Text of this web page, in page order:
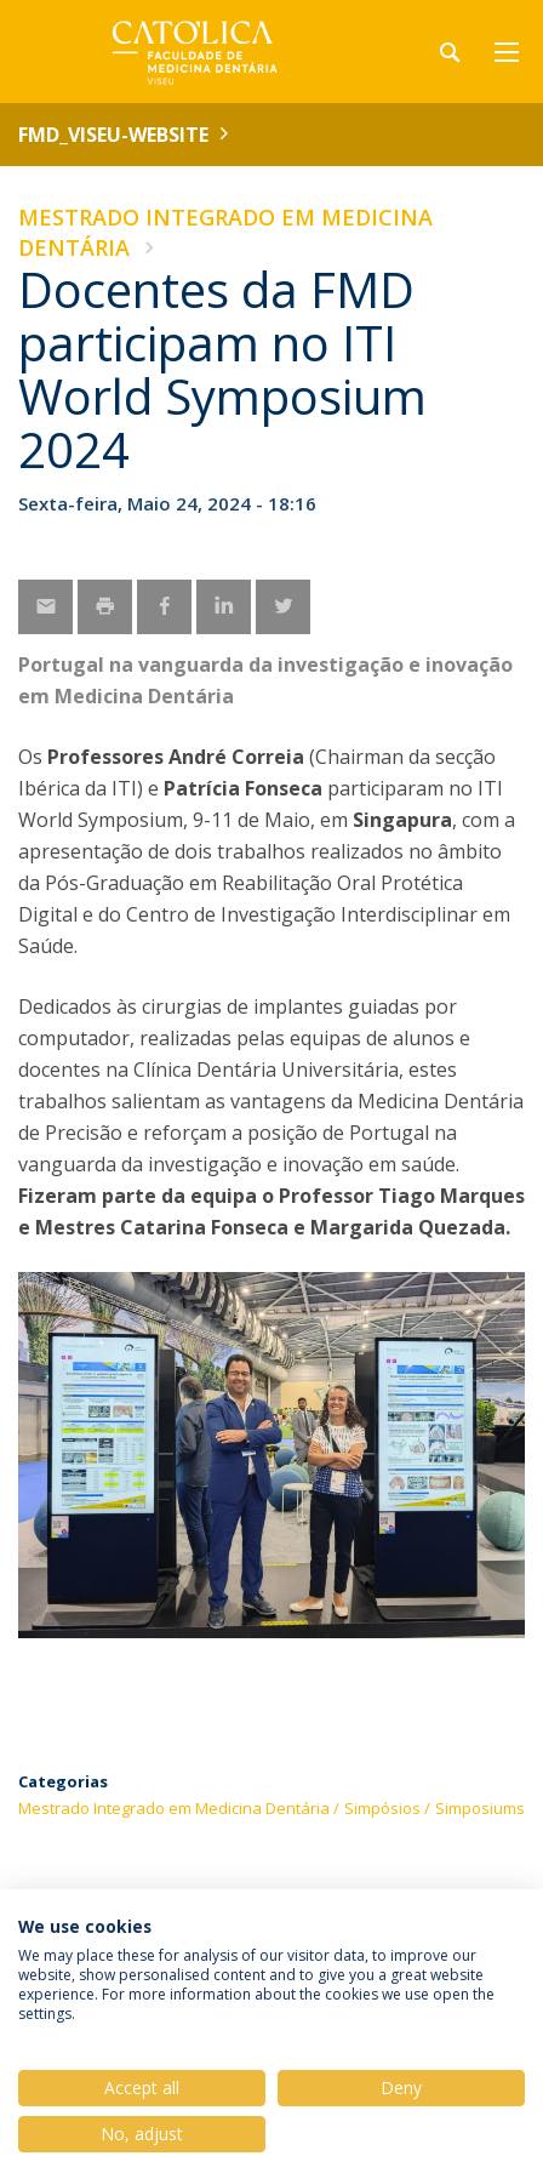
FMD_VISEU-WEBSITE
MESTRADO INTEGRADO EM MEDICINA
DENTÁRIA
Docentes da FMD
participam no ITI
World Symposium
2024
Sexta-feira, Maio 24, 2024 - 18:16
Portugal na vanguarda da investigação e inovação
em Medicina Dentária
Os Professores André Correia (Chairman da secção
Ibérica da ITI) e Patrícia Fonseca participaram no ITI
World Symposium, 9-11 de Maio, em Singapura, com a
apresentação de dois trabalhos realizados no âmbito
da Pós-Graduação em Reabilitação Oral Protética
Digital e do Centro de Investigação Interdisciplinar em
Saúde.
Dedicados às cirurgias de implantes guiadas por
computador, realizadas pelas equipas de alunos e
docentes na Clínica Dentária Universitária, estes
trabalhos salientam as vantagens da Medicina Dentária
de Precisão e reforçam a posição de Portugal na
vanguarda da investigação e inovação em saúde.
Fizeram parte da equipa o Professor Tiago Marques
e Mestres Catarina Fonseca e Margarida Quezada.
Categorias
Mestrado Integrado em Medicina Dentária
Simpósios Simposiums
ÚLTIMAS NOTÍCIAS
Política de Privacidade
Termos & Condições
© 2026 Universidade Católica Portuguesa
We use cookies
We may place these for analysis of our visitor data, to improve our
website, show personalised content and to give you a great website
experience. For more information about the cookies we use open the
settings.
Accept all
Deny
No, adjust